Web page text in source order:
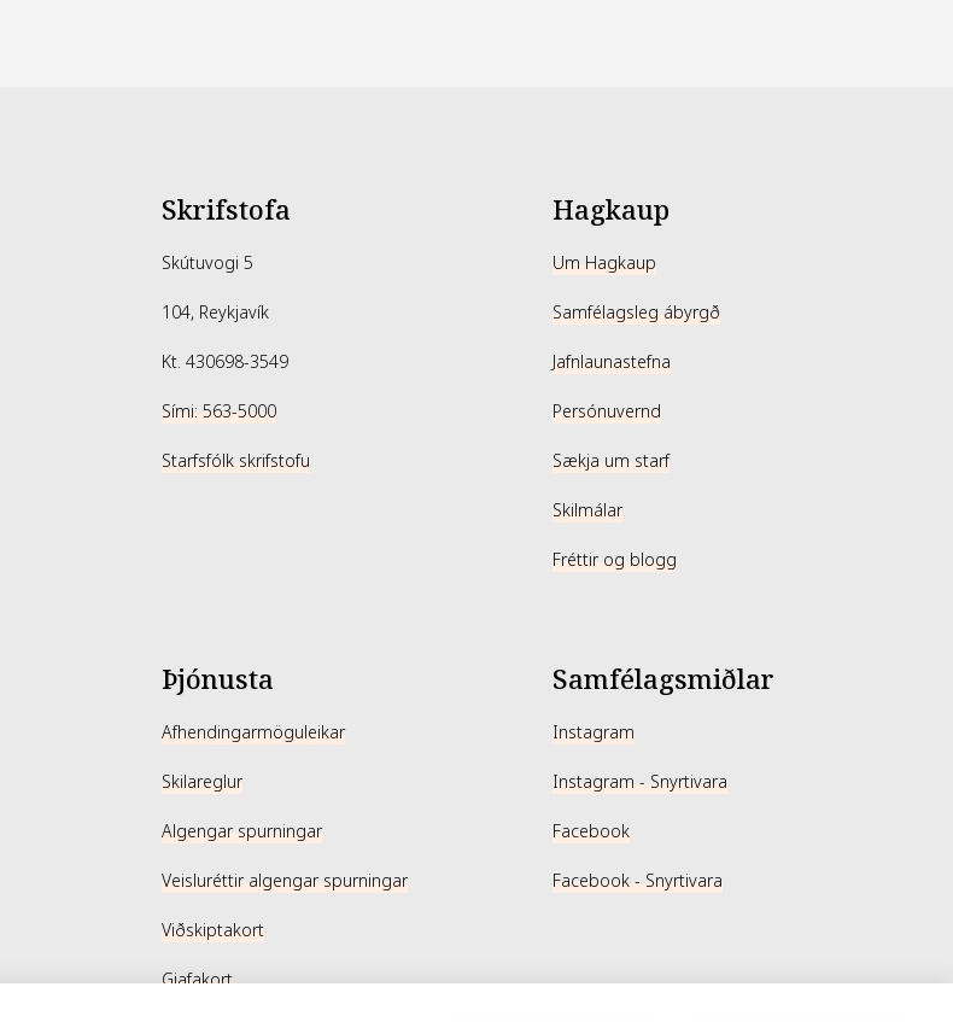
Skrifstofa
Skútuvogi 5
104, Reykjavík
Kt. 430698-3549
Sími: 563-5000
Starfsfólk skrifstofu
Hagkaup
Um Hagkaup
Samfélagsleg ábyrgð
Jafnlaunastefna
Persónuvernd
Sækja um starf
Skilmálar
Fréttir og blogg
Þjónusta
Afhendingarmöguleikar
Skilareglur
Algengar spurningar
Veisluréttir algengar spurningar
Viðskiptakort
Gjafakort
Samfélagsmiðlar
Instagram
Instagram - Snyrtivara
Facebook
Facebook - Snyrtivara